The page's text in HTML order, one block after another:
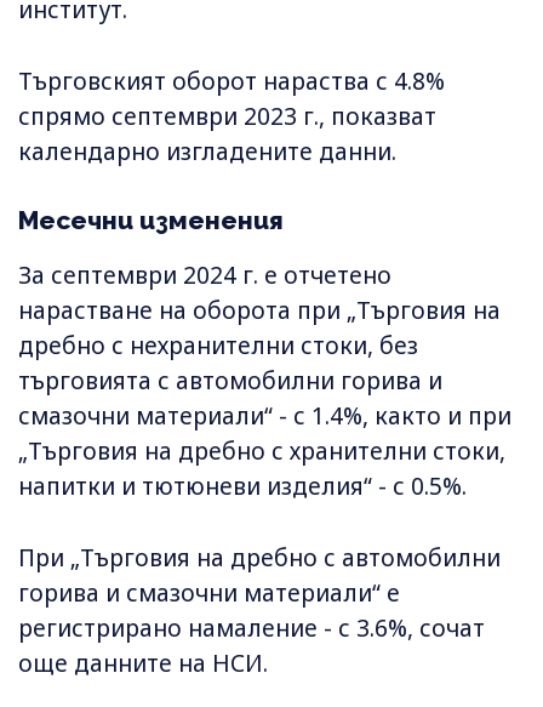
институт.
Търговският оборот нараства с 4.8%
спрямо септември 2023 г., показват
календарно изгладените данни.
Месечни изменения
За септември 2024 г. е отчетено
нарастване на оборота при „Търговия на
дребно с нехранителни стоки, без
търговията с автомобилни горива и
смазочни материали“ - с 1.4%, както и при
„Търговия на дребно с хранителни стоки,
напитки и тютюневи изделия“ - с 0.5%.
При „Търговия на дребно с автомобилни
горива и смазочни материали“ е
регистрирано намаление - с 3.6%, сочат
още данните на НСИ.